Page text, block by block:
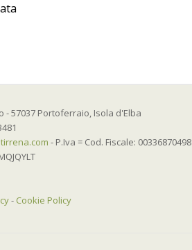
- 57037 Portoferraio, Isola d'Elba
- P.Iva = Cod. Fiscale: 00336870498
- Cookie Policy